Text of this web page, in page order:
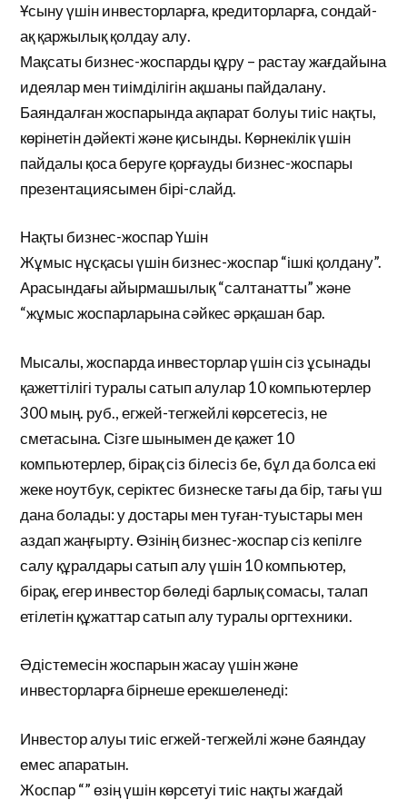
Ұсыну үшін инвесторларға, кредиторларға, сондай-
ақ қаржылық қолдау алу.
Мақсаты бизнес-жоспарды құру – растау жағдайына
идеялар мен тиімділігін ақшаны пайдалану.
Баяндалған жоспарында ақпарат болуы тиіс нақты,
көрінетін дәйекті және қисынды. Көрнекілік үшін
пайдалы қоса беруге қорғауды бизнес-жоспары
презентациясымен бірі-слайд.
Нақты бизнес-жоспар Үшін
Жұмыс нұсқасы үшін бизнес-жоспар “ішкі қолдану”.
Арасындағы айырмашылық “салтанатты” және
“жұмыс жоспарларына сәйкес әрқашан бар.
Мысалы, жоспарда инвесторлар үшін сіз ұсынады
қажеттілігі туралы сатып алулар 10 компьютерлер
300 мың. руб., егжей-тегжейлі көрсетесіз, не
сметасына. Сізге шынымен де қажет 10
компьютерлер, бірақ сіз білесіз бе, бұл да болса екі
жеке ноутбук, серіктес бизнеске тағы да бір, тағы үш
дана болады: у достары мен туған-туыстары мен
аздап жаңғырту. Өзінің бизнес-жоспар сіз кепілге
салу құралдары сатып алу үшін 10 компьютер,
бірақ, егер инвестор бөледі барлық сомасы, талап
етілетін құжаттар сатып алу туралы оргтехники.
Әдістемесін жоспарын жасау үшін және
инвесторларға бірнеше ерекшеленеді:
Инвестор алуы тиіс егжей-тегжейлі және баяндау
емес апаратын.
Жоспар “” өзің үшін көрсетуі тиіс нақты жағдай